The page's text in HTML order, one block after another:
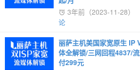
3年前（2023-11-28）
论
丽萨主机美国家宽原生 IP
体全解锁/三网回程4837/
付299元